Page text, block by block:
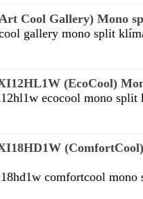
Cool Gallery) Mono
gallery mono split
(EcoCool)
ecocool mono
comfortcool